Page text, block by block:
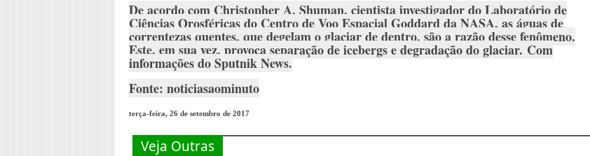
De acordo com Christopher A. Shuman, cientista investigador do Laboratório de
Ciências Orosféricas do Centro de Voo Espacial Goddard da NASA, as águas de
correntezas quentes, que degelam o glaciar de dentro, são a razão desse fenômeno.
Este, em sua vez, provoca separação de icebergs e degradação do glaciar. Com
informações do Sputnik News.
Fonte: noticiasaominuto
terça-feira, 26 de setembro de 2017
Veja Outras